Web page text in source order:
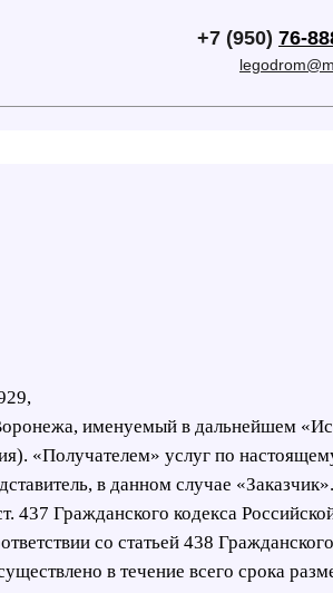
+7 (950) 76-
именуемый в дальнейшем
«Получателем» услуг по
в данном случае
437 Гражданского кодекса
со статьей 438
в течение всего срока